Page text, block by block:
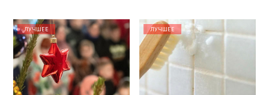
ЛУЧШЕЕ ЛУЧШЕЕ